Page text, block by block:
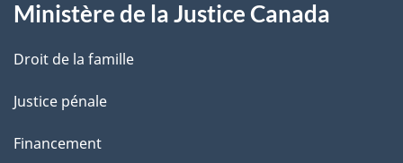
e
Ministère de la Justice Canada
Droit de la famille
Justice pénale
Financement